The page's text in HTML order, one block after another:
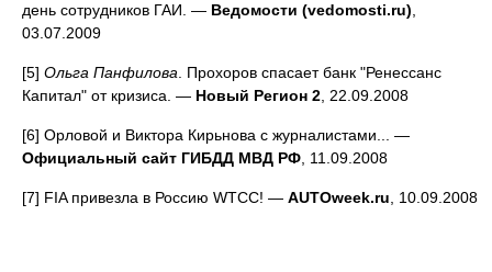
день сотрудников ГАИ. — Ведомости (vedomosti.ru)
03.07.2009
[5] Ольга Панфилова . Прохоров спасает банк "Ренессанс
Капитал" от кризиса. — Новый Регион 2 , 22.09.2008
[6] Орловой и Виктора Кирьнова с журналистами... —
Официальный сайт ГИБДД МВД РФ , 11.09.2008
[7] FIA привезла в Россию WTCC! — AUTOweek.ru , 10.09.2008